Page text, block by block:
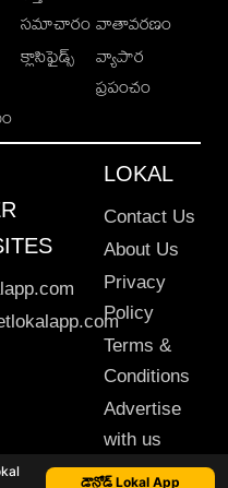
డౌన్లోడ్ Lokal App
సమాచారం
క్లాసిఫైడ్స్
వాతావరణం
వ్యాపార
ప్రపంచం
LOKAL
Contact Us
About Us
Privacy
Policy
Terms &
Conditions
Advertise
with us
Sitemap